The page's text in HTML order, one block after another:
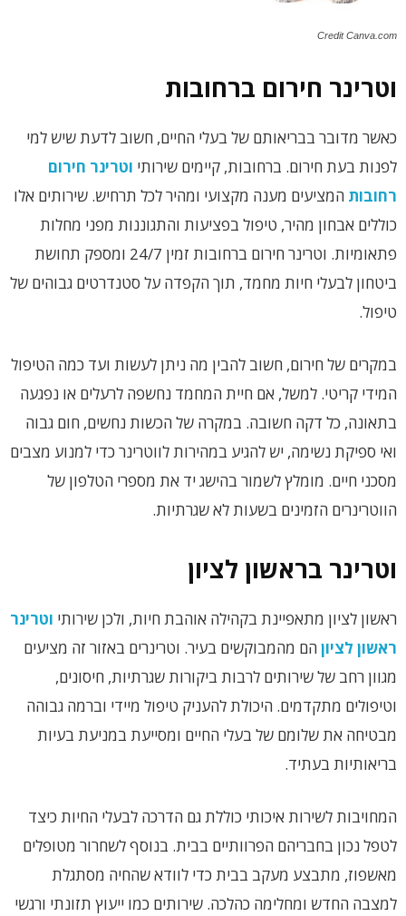
Credit Canva.com
וטרינר חירום ברחובות
כאשר מדובר בבריאותם של בעלי החיים, חשוב לדעת שיש למי
לפנות בעת חירום. ברחובות, קיימים שירותי וטרינר חירום
רחובות המציעים מענה מקצועי ומהיר לכל תרחיש. שירותים אלו
כוללים אבחון מהיר, טיפול בפציעות והתגוננות מפני מחלות
פתאומיות. וטרינר חירום ברחובות זמין 24/7 ומספק תחושת
ביטחון לבעלי חיות מחמד, תוך הקפדה על סטנדרטים גבוהים של
טיפול.
במקרים של חירום, חשוב להבין מה ניתן לעשות ועד כמה הטיפול
המידי קריטי. למשל, אם חיית המחמד נחשפה לרעלים או נפגעה
בתאונה, כל דקה חשובה. במקרה של הכשות נחשים, חום גבוה
ואי ספיקת נשימה, יש להגיע במהירות לווטרינר כדי למנוע מצבים
מסכני חיים. מומלץ לשמור בהישג יד את מספרי הטלפון של
הווטרינרים הזמינים בשעות לא שגרתיות.
וטרינר בראשון לציון
ראשון לציון מתאפיינת בקהילה אוהבת חיות, ולכן שירותי וטרינר
ראשון לציון הם מהמבוקשים בעיר. וטרינרים באזור זה מציעים
מגוון רחב של שירותים לרבות ביקורות שגרתיות, חיסונים,
וטיפולים מתקדמים. היכולת להעניק טיפול מיידי וברמה גבוהה
מבטיחה את שלומם של בעלי החיים ומסייעת במניעת בעיות
בריאותיות בעתיד.
המחויבות לשירות איכותי כוללת גם הדרכה לבעלי החיות כיצד
לטפל נכון בחבריהם הפרוותיים בבית. בנוסף לשחרור מטופלים
מאשפוז, מתבצע מעקב בבית כדי לוודא שהחיה מסתגלת
למצבה החדש ומחלימה כהלכה. שירותים כמו ייעוץ תזונתי ורגשי